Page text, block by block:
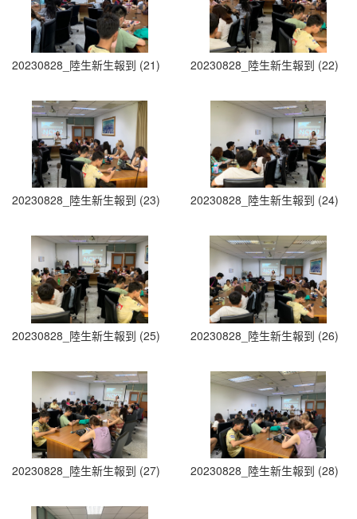
20230828_陸生新生報到 (21) 20230828_陸生新生報到 (22)
20230828_陸生新生報到 (23) 20230828_陸生新生報到 (24)
20230828_陸生新生報到 (25) 20230828_陸生新生報到 (26)
20230828_陸生新生報到 (27) 20230828_陸生新生報到 (28)